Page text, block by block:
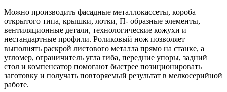
Можно производить фасадные металлокассеты, короба
открытого типа, крышки, лотки, П- образные элементы,
вентиляционные детали, технологические кожухи и
нестандартные профили. Роликовый нож позволяет
выполнять раскрой листового металла прямо на станке, а
угломер, ограничитель угла гиба, передние упоры, задний
стол и компенсатор помогают быстрее позиционировать
заготовку и получать повторяемый результат в мелкосерийной
работе.